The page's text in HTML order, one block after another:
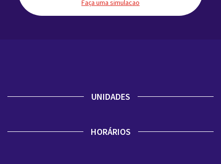
Faça uma simulacao
UNIDADES
HORÁRIOS